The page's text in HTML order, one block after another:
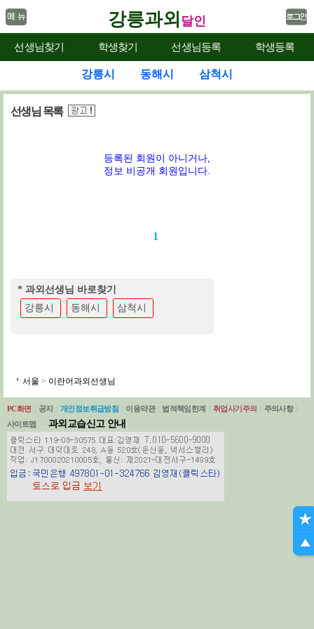
강릉과외 달인
선생님찾기 학생찾기 선생님등록 학생등록
강릉시 동해시 삼척시
선생님 목록
등록된 회원이 아니거나,
정보 비공개 회원입니다.
1
* 과외선생님 바로찾기
강릉시
동해시 삼척시
서울 > 이란어과외선생님
PC화면 공지 개인정보취급방침 이용약관 법적책임한계 취업사기주의 주의사항
사이트맵
과외교습신고 안내